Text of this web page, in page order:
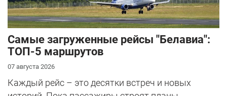
Самые загруженные рейсы "Белавиа":
ТОП-5 маршрутов
07 августа 2026
Каждый рейс – это десятки встреч и новых